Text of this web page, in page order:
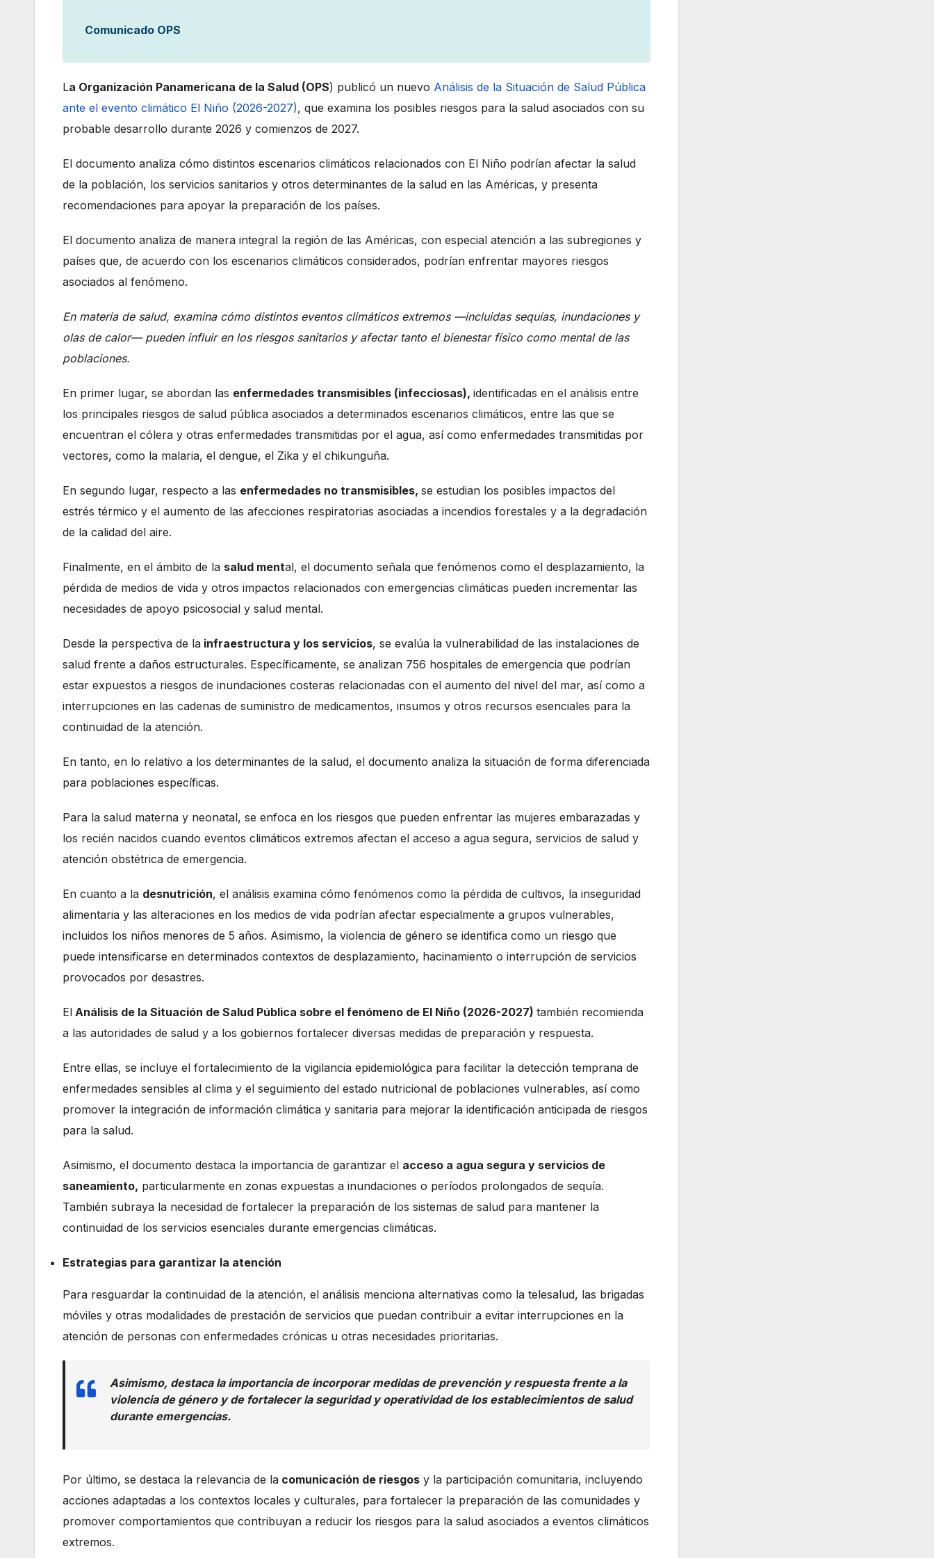
Comunicado OPS
La Organización Panamericana de la Salud (OPS) publicó un nuevo Análisis de la Situación de Salud Pública
ante el evento climático El Niño (2026-2027), que examina los posibles riesgos para la salud asociados con su
probable desarrollo durante 2026 y comienzos de 2027.
El documento analiza cómo distintos escenarios climáticos relacionados con El Niño podrían afectar la salud
de la población, los servicios sanitarios y otros determinantes de la salud en las Américas, y presenta
recomendaciones para apoyar la preparación de los países.
El documento analiza de manera integral la región de las Américas, con especial atención a las subregiones y
países que, de acuerdo con los escenarios climáticos considerados, podrían enfrentar mayores riesgos
asociados al fenómeno.
En materia de salud, examina cómo distintos eventos climáticos extremos —incluidas sequías, inundaciones y
olas de calor— pueden influir en los riesgos sanitarios y afectar tanto el bienestar físico como mental de las
poblaciones.
En primer lugar, se abordan las enfermedades transmisibles (infecciosas), identificadas en el análisis entre
los principales riesgos de salud pública asociados a determinados escenarios climáticos, entre las que se
encuentran el cólera y otras enfermedades transmitidas por el agua, así como enfermedades transmitidas por
vectores, como la malaria, el dengue, el Zika y el chikunguña.
En segundo lugar, respecto a las enfermedades no transmisibles, se estudian los posibles impactos del
estrés térmico y el aumento de las afecciones respiratorias asociadas a incendios forestales y a la degradación
de la calidad del aire.
Finalmente, en el ámbito de la salud mental, el documento señala que fenómenos como el desplazamiento, la
pérdida de medios de vida y otros impactos relacionados con emergencias climáticas pueden incrementar las
necesidades de apoyo psicosocial y salud mental.
Desde la perspectiva de la infraestructura y los servicios, se evalúa la vulnerabilidad de las instalaciones de
salud frente a daños estructurales. Específicamente, se analizan 756 hospitales de emergencia que podrían
estar expuestos a riesgos de inundaciones costeras relacionadas con el aumento del nivel del mar, así como a
interrupciones en las cadenas de suministro de medicamentos, insumos y otros recursos esenciales para la
continuidad de la atención.
En tanto, en lo relativo a los determinantes de la salud, el documento analiza la situación de forma diferenciada
para poblaciones específicas.
Para la salud materna y neonatal, se enfoca en los riesgos que pueden enfrentar las mujeres embarazadas y
los recién nacidos cuando eventos climáticos extremos afectan el acceso a agua segura, servicios de salud y
atención obstétrica de emergencia.
En cuanto a la desnutrición, el análisis examina cómo fenómenos como la pérdida de cultivos, la inseguridad
alimentaria y las alteraciones en los medios de vida podrían afectar especialmente a grupos vulnerables,
incluidos los niños menores de 5 años. Asimismo, la violencia de género se identifica como un riesgo que
puede intensificarse en determinados contextos de desplazamiento, hacinamiento o interrupción de servicios
provocados por desastres.
El Análisis de la Situación de Salud Pública sobre el fenómeno de El Niño (2026-2027) también recomienda
a las autoridades de salud y a los gobiernos fortalecer diversas medidas de preparación y respuesta.
Entre ellas, se incluye el fortalecimiento de la vigilancia epidemiológica para facilitar la detección temprana de
enfermedades sensibles al clima y el seguimiento del estado nutricional de poblaciones vulnerables, así como
promover la integración de información climática y sanitaria para mejorar la identificación anticipada de riesgos
para la salud.
Asimismo, el documento destaca la importancia de garantizar el acceso a agua segura y servicios de
saneamiento, particularmente en zonas expuestas a inundaciones o períodos prolongados de sequía.
También subraya la necesidad de fortalecer la preparación de los sistemas de salud para mantener la
continuidad de los servicios esenciales durante emergencias climáticas.
Estrategias para garantizar la atención
Para resguardar la continuidad de la atención, el análisis menciona alternativas como la telesalud, las brigadas
móviles y otras modalidades de prestación de servicios que puedan contribuir a evitar interrupciones en la
atención de personas con enfermedades crónicas u otras necesidades prioritarias.
Asimismo, destaca la importancia de incorporar medidas de prevención y respuesta frente a la
violencia de género y de fortalecer la seguridad y operatividad de los establecimientos de salud
durante emergencias.
Por último, se destaca la relevancia de la comunicación de riesgos y la participación comunitaria, incluyendo
acciones adaptadas a los contextos locales y culturales, para fortalecer la preparación de las comunidades y
promover comportamientos que contribuyan a reducir los riesgos para la salud asociados a eventos climáticos
extremos.